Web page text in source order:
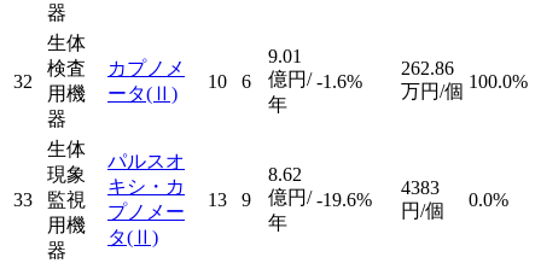
器
32
生体
検査
用機
器
カプノメ
ータ(Ⅱ)
10 6
9.01
億円/
年
-1.6%
262.86
万円/個 100.0%
33
生体
現象
監視
用機
器
パルスオ
キシ・カ
プノメー
タ(Ⅱ)
13 9
8.62
億円/
年
-19.6%
4383
円/個
0.0%